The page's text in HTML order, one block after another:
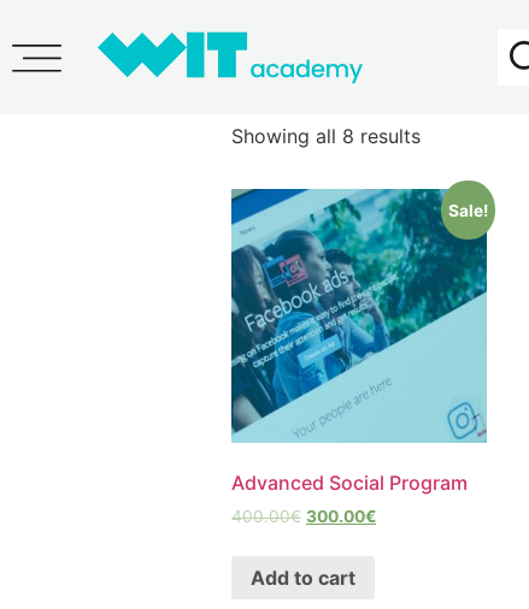
Transformed
Showing all 8 results
Sale!
Advanced Social Program
400.00€ 300.00€
Add to cart